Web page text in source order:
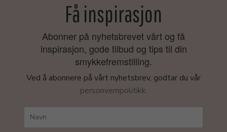
Få inspirasjon
Abonner på nyhetsbrevet vårt og få
inspirasjon, gode tilbud og tips til din
smykkefremstilling.
Ved å abonnere på vårt nyhetsbrev, godtar du vår
personvernpolitikk.